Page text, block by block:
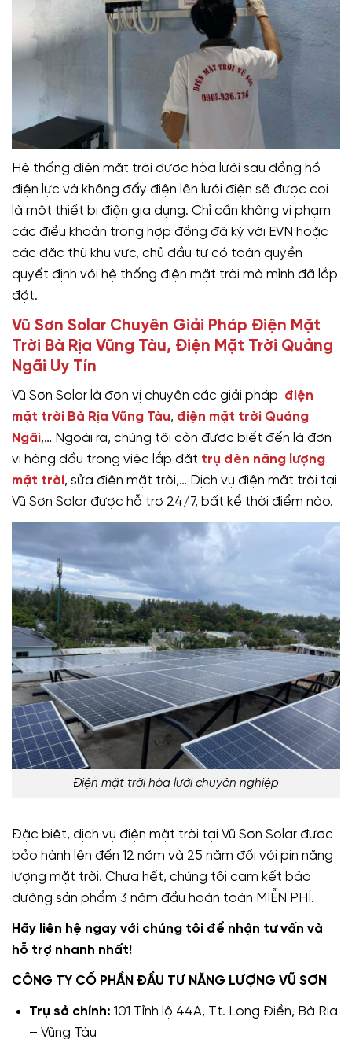
Hệ thống điện mặt trời được hòa lưới sau đồng hồ
điện lực và không đẩy điện lên lưới điện sẽ được coi
là một thiết bị điện gia dụng. Chỉ cần không vi phạm
các điều khoản trong hợp đồng đã ký với EVN hoặc
các đặc thù khu vực, chủ đầu tư có toàn quyền
quyết định với hệ thống điện mặt trời mà mình đã lắp
đặt.
Vũ Sơn Solar Chuyên Giải Pháp Điện Mặt
Trời Bà Rịa Vũng Tàu, Điện Mặt Trời Quảng
Ngãi Uy Tín
Vũ Sơn Solar là đơn vị chuyên các giải pháp điện
mặt trời Bà Rịa Vũng Tàu, điện mặt trời Quảng
Ngãi,… Ngoài ra, chúng tôi còn được biết đến là đơn
vị hàng đầu trong việc lắp đặt trụ đèn năng lượng
mặt trời, sửa điện mặt trời,… Dịch vụ điện mặt trời tại
Vũ Sơn Solar được hỗ trợ 24/7, bất kể thời điểm nào.
Điện mặt trời hòa lưới chuyên nghiệp
Đặc biệt, dịch vụ điện mặt trời tại Vũ Sơn Solar được
bảo hành lên đến 12 năm và 25 năm đối với pin năng
lượng mặt trời. Chưa hết, chúng tôi cam kết bảo
dưỡng sản phẩm 3 năm đầu hoàn toàn MIỄN PHÍ.
Hãy liên hệ ngay với chúng tôi để nhận tư vấn và
hỗ trợ nhanh nhất!
CÔNG TY CỔ PHẦN ĐẦU TƯ NĂNG LƯỢNG VŨ SƠN
Trụ sở chính: 101 Tỉnh lộ 44A, Tt. Long Điền, Bà Rịa
– Vũng Tàu